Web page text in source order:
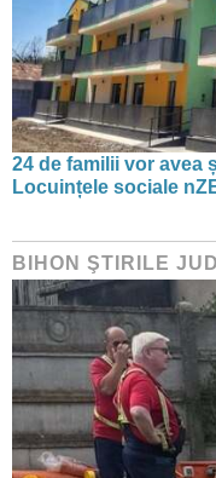
24 de familii vor avea
Locuințele sociale
BIHON ŞTIRILE